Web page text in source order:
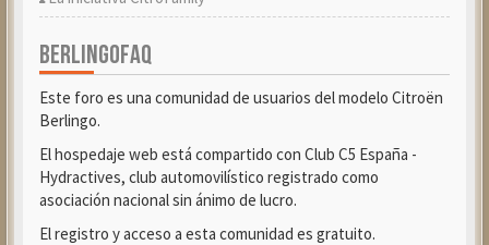
BERLINGOFAQ
Este foro es una comunidad de usuarios del modelo Citroën
Berlingo.
El hospedaje web está compartido con Club C5 España -
Hydractives, club automovilístico registrado como
asociación nacional sin ánimo de lucro.
El registro y acceso a esta comunidad es gratuito.